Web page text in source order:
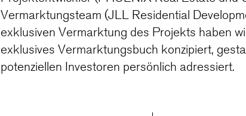
Vermarktungsteam (JLL Residential
exklusiven Vermarktung des Projekts haben
exklusives Vermarktungsbuch konzipiert,
potenziellen Investoren persönlich adressiert.